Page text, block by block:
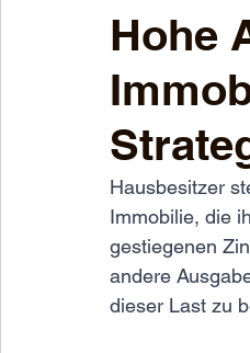
Hohe
Hausbesitzer
Immobilie, die
gestiegenen
andere
dieser Last zu